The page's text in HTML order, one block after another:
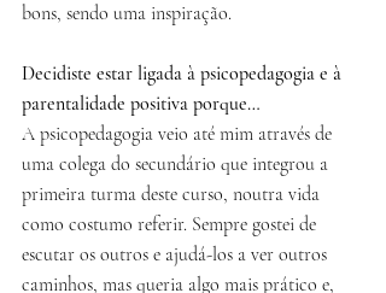
bons, sendo uma inspiração.
Decidiste estar ligada à psicopedagogia e à
parentalidade positiva porque…
A psicopedagogia veio até mim através de
uma colega do secundário que integrou a
primeira turma deste curso, noutra vida
como costumo referir. Sempre gostei de
escutar os outros e ajudá-los a ver outros
caminhos, mas queria algo mais prático e,